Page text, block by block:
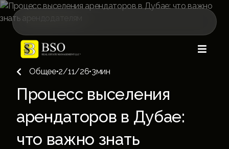

Общее•2/11/26•3мин
Процесс выселения
арендаторов в Дубае:
что важно знать